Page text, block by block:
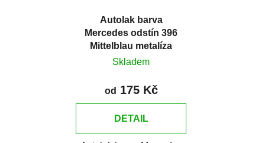
Autolak barva
Mercedes odstín 396
Mittelblau metalíza
Skladem
od 175 Kč
DETAIL